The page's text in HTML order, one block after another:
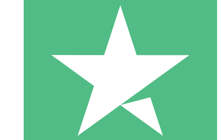
Individuele Creditpakketten
Betaal per gebruik met downloadtegoeden. Geen maandelijkse
1000